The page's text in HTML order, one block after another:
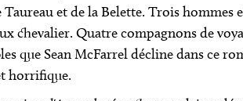
et de la Belette. Trois hommes
chevalier. Quatre compagnons de
que Sean McFarrel décline dans ce
horrifique.